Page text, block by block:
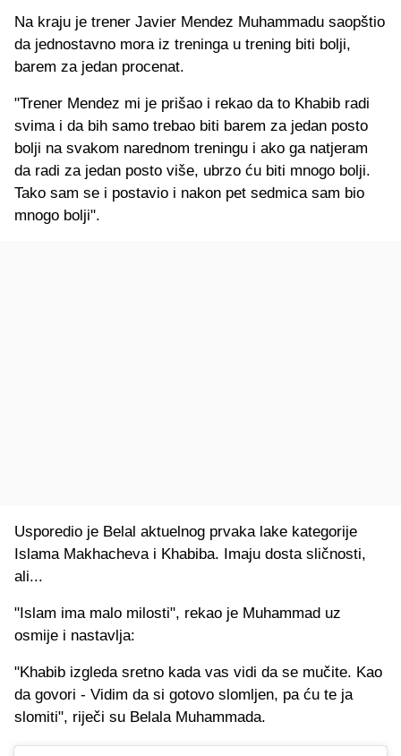
Na kraju je trener Javier Mendez Muhammadu saopštio
da jednostavno mora iz treninga u trening biti bolji,
barem za jedan procenat.
"Trener Mendez mi je prišao i rekao da to Khabib radi
svima i da bih samo trebao biti barem za jedan posto
bolji na svakom narednom treningu i ako ga natjeram
da radi za jedan posto više, ubrzo ću biti mnogo bolji.
Tako sam se i postavio i nakon pet sedmica sam bio
mnogo bolji".
Usporedio je Belal aktuelnog prvaka lake kategorije
Islama Makhacheva i Khabiba. Imaju dosta sličnosti,
ali...
"Islam ima malo milosti", rekao je Muhammad uz
osmije i nastavlja:
"Khabib izgleda sretno kada vas vidi da se mučite. Kao
da govori - Vidim da si gotovo slomljen, pa ću te ja
slomiti", riječi su Belala Muhammada.